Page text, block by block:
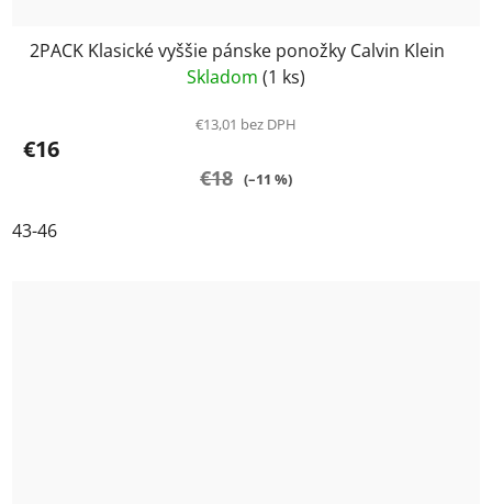
2PACK Klasické vyššie pánske ponožky Calvin Klein
Skladom (1 ks)
€13,01 bez DPH
€16
€18 (–11 %)
43-46